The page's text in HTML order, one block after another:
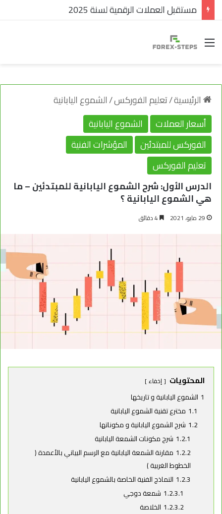
مستقبل العملات الرقمية لسنة 2025
القائمة
الرئيسية/تعليم الفوركس/الشموع اليابانية
أسعار العملات
الشموع اليابانية
الفوركس للمبتدئين
المؤشرات الفنية
تعليم الفوركس
الدرس الأول: شرح الشموع اليابانية للمبتدئين – ما
هي الشموع اليابانية ؟
29 مايو، 2021
المحتويات إخفاء
1 الشموع اليابانية و تاريخها
1.1 مخترع تقنية الشموع اليابانية
1.2 شرح الشموع اليابانية و مكوناتها
1.2.1 شرح مكونات الشمعة اليابانية
1.2.2 مقارنة الشمعة اليابانية مع الرسم البياني بالأعمدة (
الخطوط الغربية )
1.2.3 النماذج الفنية الخاصة بالشموع اليابانية
1.2.3.1 شمعة دوجي
1.2.3.2 الخلاصة